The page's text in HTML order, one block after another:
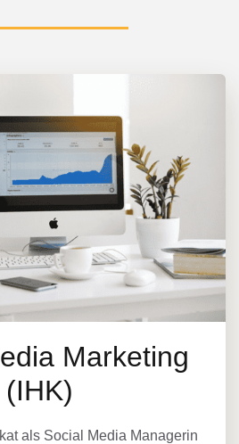
Marketing
(IHK)
als Social Media Managerin